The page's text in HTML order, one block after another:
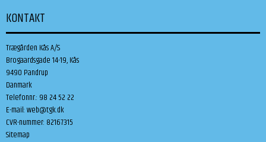
KONTAKT
Trægården Kås A/S
Brogaardsgade 14-19, Kås
9490 Pandrup
Danmark
Telefonnr.: 98 24 52 22
E-mail:web@tgk.dk
CVR-nummer: 82167315
Sitemap